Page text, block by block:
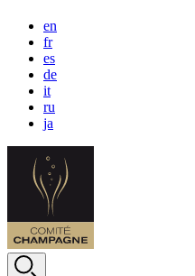
en
fr
es
de
it
ru
ja